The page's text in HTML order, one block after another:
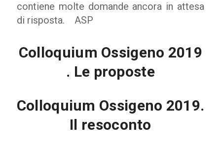
contiene molte domande ancora in attesa
di risposta. ASP
Colloquium Ossigeno 2019
. Le proposte
Colloquium Ossigeno 2019.
Il resoconto